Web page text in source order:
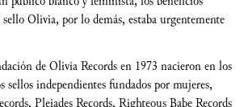
sello Olivia, por lo demás, estaba urgentemente
de Olivia Records en 1973 nacieron en los
independientes fundados por mujeres,